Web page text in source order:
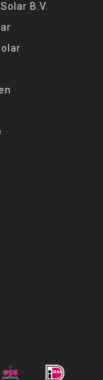
B.V.